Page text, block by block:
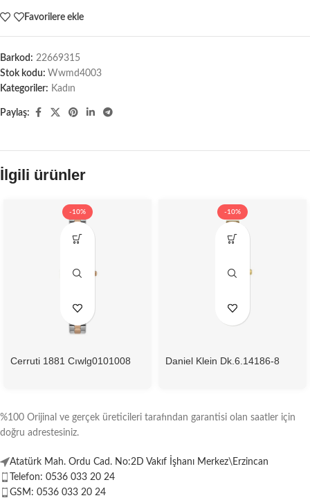
Favorilere ekle
Barkod: 22669315
Stok kodu: Wwmd4003
Kategoriler: Kadın
Paylaş:
İlgili ürünler
-10%
Cerruti 1881 Cıwlg0101008
-10%
Daniel Klein Dk.6.14186-8
%100 Orijinal ve gerçek üreticileri tarafından garantisi olan saatler için
doğru adrestesiniz.
Atatürk Mah. Ordu Cad. No:2D Vakıf İşhanı Merkez\Erzincan
Telefon: 0536 033 20 24
GSM: 0536 033 20 24